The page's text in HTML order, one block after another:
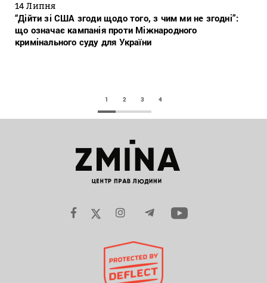
14 Липня
“Дійти зі США згоди щодо того, з чим ми не згодні”:
що означає кампанія проти Міжнародного
кримінального суду для України
1 2 3 4